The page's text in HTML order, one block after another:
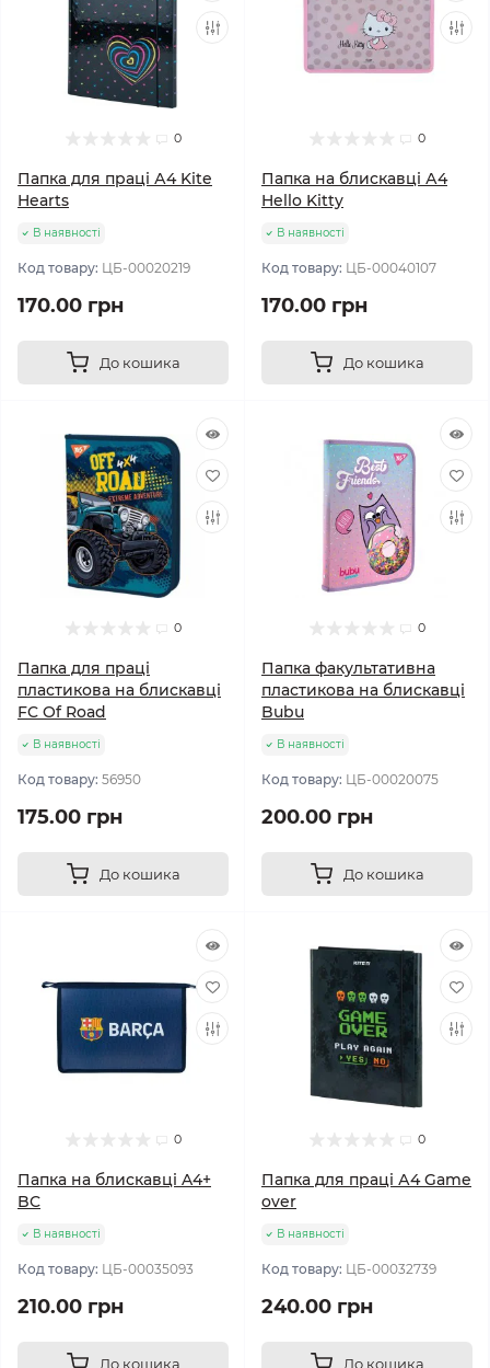
0
Папка для праці А4 Kite
Hearts
В наявності
Код товару: ЦБ-00020219
170.00 грн
До кошика
0
Папка на блискавці А4
Hello Kitty
В наявності
Код товару: ЦБ-00040107
170.00 грн
До кошика
0
Папка для праці
пластикова на блискавці
FC Of Road
В наявності
Код товару: 56950
175.00 грн
До кошика
0
Папка факультативна
пластикова на блискавці
Bubu
В наявності
Код товару: ЦБ-00020075
200.00 грн
До кошика
0
Папка на блискавці A4+
BC
В наявності
Код товару: ЦБ-00035093
210.00 грн
До кошика
0
Папка для праці А4 Game
over
В наявності
Код товару: ЦБ-00032739
240.00 грн
До кошика